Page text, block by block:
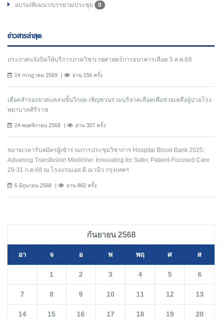
อบรม/สัมมนา/บรรยาย/ประชุม
0
ข่าวสารล่าสุด
ประกาศแจ้งปิดให้บริการภาควิชาเวชศาสตร์การธนาคารเลือด 5 ส.ค.69
14 กรกฎาคม 2569 อ่าน 156 ครั้ง
เลือดสำรองขาดแคลนขั้นวิกฤต เชิญชวนร่วมบริจาคเลือดเพื่อช่วยเหลือผู้ป่วยโรง
พยาบาลศิริราช
24 พฤศจิกายน 2568 อ่าน 307 ครั้ง
ขยายเวลารับสมัครผู้เข้าร่วมการประชุมวิชาการ Hospital Blood Bank 2025:
Advaning Transfusion Medicine: Innovating for Safer, Patient-Focused Care
29-31 ก.ค.68 ณ โรงแรมเอส.ดี.อเวนิว กรุงเทพฯ
6 มิถุนายน 2568 อ่าน 862 ครั้ง
กันยายน 2568
อา จ อ พ พฤ ศ ส
1 2 3 4 5 6
7 8 9 10 11 12 13
14 15 16 17 18 19 20